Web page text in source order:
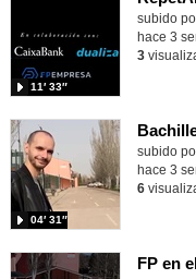
subido
11′ 33″
hace 3
3
subido
04′ 31″
hace 3
6
FP en